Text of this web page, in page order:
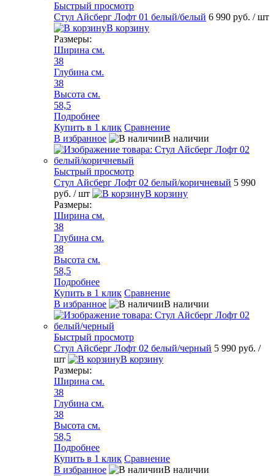
Быстрый просмотр
Стул Айсберг Лофт 01 белый/белый 6 990 руб. / шт
В корзину
Размеры:
Ширина см.
38
Глубина см.
38
Высота см.
58,5
Подробнее
Купить в 1 клик Сравнение
В избранное
В наличии
Быстрый просмотр
Стул Айсберг Лофт 02 белый/коричневый 5 990
руб. / шт
В корзину
Размеры:
Ширина см.
38
Глубина см.
38
Высота см.
58,5
Подробнее
Купить в 1 клик Сравнение
В избранное
В наличии
Быстрый просмотр
Стул Айсберг Лофт 02 белый/черный 5 990 руб. /
шт
В корзину
Размеры:
Ширина см.
38
Глубина см.
38
Высота см.
58,5
Подробнее
Купить в 1 клик Сравнение
В избранное
В наличии